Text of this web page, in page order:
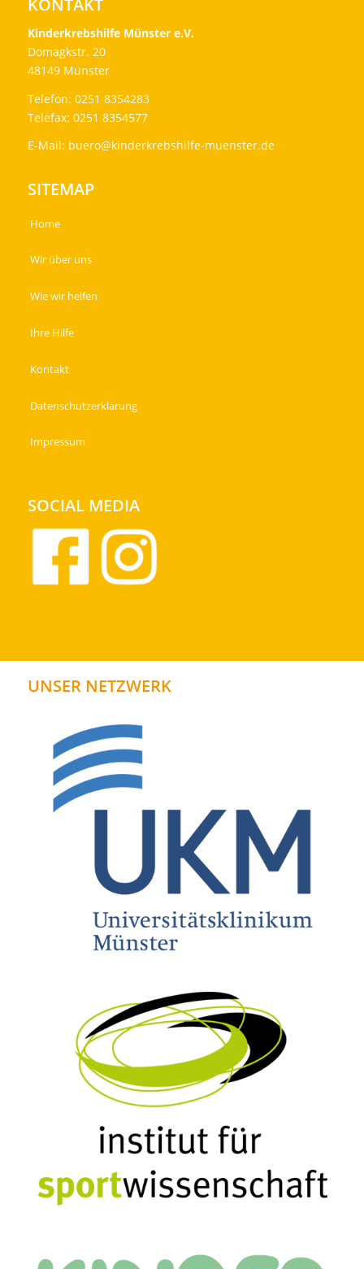
Kinderkrebshilfe Münster e.V.
Domagkstr. 20
48149 Münster
Telefon: 0251 8354283
Telefax: 0251 8354577
E-Mail: buero@kinderkrebshilfe-muenster.de
SITEMAP
Home
Wir über uns
Wie wir helfen
Ihre Hilfe
Kontakt
Datenschutzerklärung
Impressum
SOCIAL MEDIA
UNSER NETZWERK